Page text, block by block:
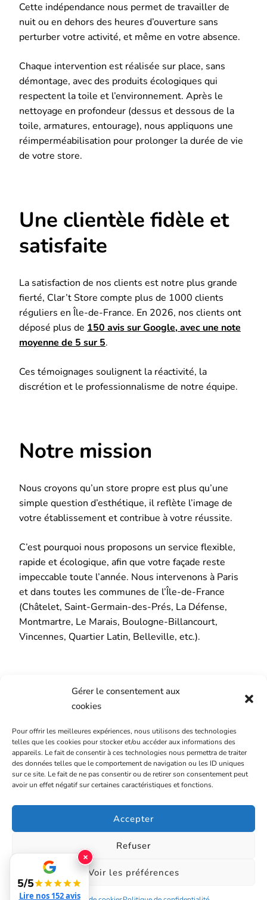
Gérer le consentement aux
cookies
Pour offrir les meilleures expériences, nous utilisons des technologies
telles que les cookies pour stocker et/ou accéder aux informations des
appareils. Le fait de consentir à ces technologies nous permettra de traiter
des données telles que le comportement de navigation ou les ID uniques
sur ce site. Le fait de ne pas consentir ou de retirer son consentement peut
avoir un effet négatif sur certaines caractéristiques et fonctions.
Accepter
Refuser
Voir les préférences
Cette indépendance nous permet de travailler de
nuit ou en dehors des heures d’ouverture sans
perturber votre activité, et même en votre absence.
Chaque intervention est réalisée sur place, sans
démontage, avec des produits écologiques qui
respectent la toile et l’environnement. Après le
nettoyage en profondeur (dessus et dessous de la
toile, armatures, entourage), nous appliquons une
réimperméabilisation pour prolonger la durée de vie
de votre store.
Une clientèle fidèle et
satisfaite
La satisfaction de nos clients est notre plus grande
fierté, Clar’t Store compte plus de 1000 clients
réguliers en Île-de-France. En 2026, nos clients ont
déposé plus de 150 avis sur Google, avec une note
moyenne de 5 sur 5.
Ces témoignages soulignent la réactivité, la
discrétion et le professionnalisme de notre équipe.
Notre mission
Nous croyons qu’un store propre est plus qu’une
simple question d’esthétique, il reflète l’image de
votre établissement et contribue à votre réussite.
C’est pourquoi nous proposons un service flexible,
rapide et écologique, afin que votre façade reste
impeccable toute l’année. Nous intervenons à Paris
et dans toutes les communes de l’Île-de-France
(Châtelet, Saint-Germain-des-Prés, La Défense,
Montmartre, Le Marais, Boulogne-Billancourt,
Vincennes, Quartier Latin, Belleville, etc.).
Pour nous contacter
Vous pouvez nous joindre au06 69 29 94 92ou par
courriel sur l’adresseclartstore75@gmail.com.
Nous serons ravis de répondre à vos questions et
© Copyright 2026
5/5
Lire nos 152 avis
×